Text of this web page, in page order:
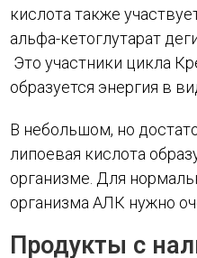
кислота также
альфа-кетоглутарат
Это участники цикла
образуется энергия в
В небольшом, но
липоевая кислота
организме. Для
организма АЛК нужно
Продукты с